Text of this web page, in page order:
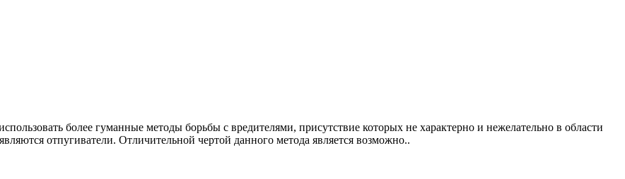
более гуманные методы борьбы с вредителями, присутствие которых не характерно и нежелательно в области
отпугиватели. Отличительной чертой данного метода является возможно..